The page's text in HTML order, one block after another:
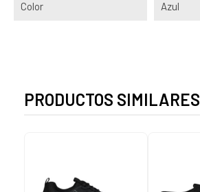
Color Azul
PRODUCTOS SIMILARES